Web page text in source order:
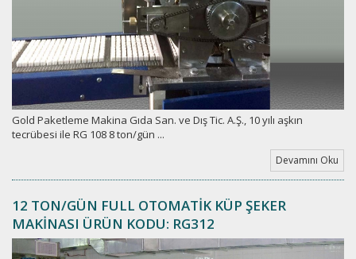
Gold Paketleme Makina Gıda San. ve Dış Tic. A.Ş., 10 yılı aşkın
tecrübesi ile RG 108 8 ton/gün ...
Devamını Oku
12 TON/GÜN FULL OTOMATİK KÜP ŞEKER
MAKİNASI ÜRÜN KODU: RG312